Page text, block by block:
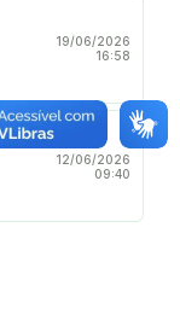
19/06/2026
16:58
12/06/2026
09:40